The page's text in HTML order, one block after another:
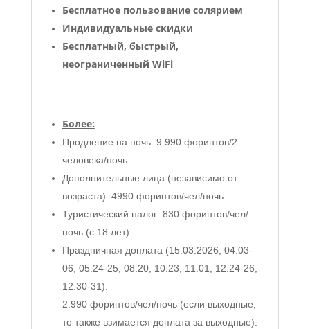
Бесплатное пользование солярием
Индивидуальные скидки
Бесплатный, быстрый,
неограниченный WiFi
Более:
Продление на ночь: 9 990 форинтов/2
человека/ночь.
Дополнительные лица (независимо от
возраста): 4990 форинтов/чел/ночь.
Туристический налог: 830 форинтов/чел/
ночь (с 18 лет)
Праздничная доплата (15.03.2026, 04.03-
06, 05.24-25, 08.20, 10.23, 11.01, 12.24-26,
12.30-31):
2.990 форинтов/чел/ночь (если выходные,
то также взимается доплата за выходные).